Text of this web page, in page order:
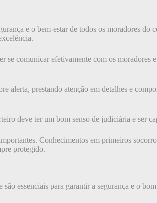
e o bem-estar de todos os moradores
se comunicar efetivamente com os
alerta, prestando atenção em detalhes e
deve ter um bom senso de judiciária e ser
Conhecimentos em primeiros
protegido.
são essenciais para garantir a segurança e o